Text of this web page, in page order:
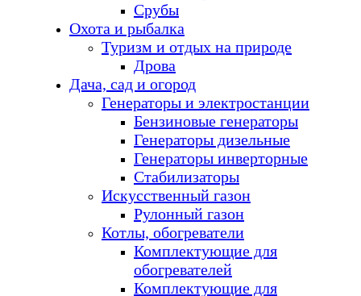
Срубы
Охота и рыбалка
Туризм и отдых на природе
Дрова
Дача, сад и огород
Генераторы и электростанции
Бензиновые генераторы
Генераторы дизельные
Генераторы инверторные
Стабилизаторы
Искусственный газон
Рулонный газон
Котлы, обогреватели
Комплектующие для
обогревателей
Комплектующие для